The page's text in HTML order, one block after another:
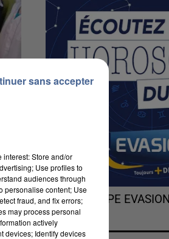
L'HOROSCOPE EVASION
Store and/or
Use profiles to
audiences through
personalise content; Use
fraud, and fix errors;
may process personal
actively
devices; Identify devices
sans accepter